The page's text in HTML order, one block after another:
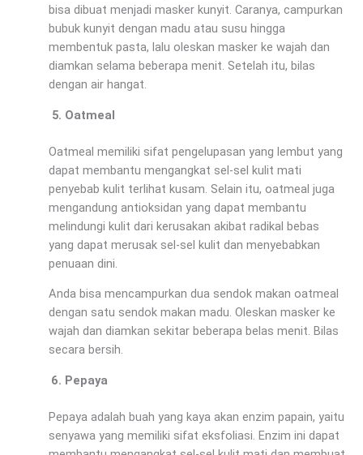
bisa dibuat menjadi masker kunyit. Caranya, campurkan
bubuk kunyit dengan madu atau susu hingga
membentuk pasta, lalu oleskan masker ke wajah dan
diamkan selama beberapa menit. Setelah itu, bilas
dengan air hangat.
Oatmeal
Oatmeal memiliki sifat pengelupasan yang lembut yang
dapat membantu mengangkat sel-sel kulit mati
penyebab kulit terlihat kusam. Selain itu, oatmeal juga
mengandung antioksidan yang dapat membantu
melindungi kulit dari kerusakan akibat radikal bebas
yang dapat merusak sel-sel kulit dan menyebabkan
penuaan dini.
Anda bisa mencampurkan dua sendok makan oatmeal
dengan satu sendok makan madu. Oleskan masker ke
wajah dan diamkan sekitar beberapa belas menit. Bilas
secara bersih.
Pepaya
Pepaya adalah buah yang kaya akan enzim papain, yaitu
senyawa yang memiliki sifat eksfoliasi. Enzim ini dapat